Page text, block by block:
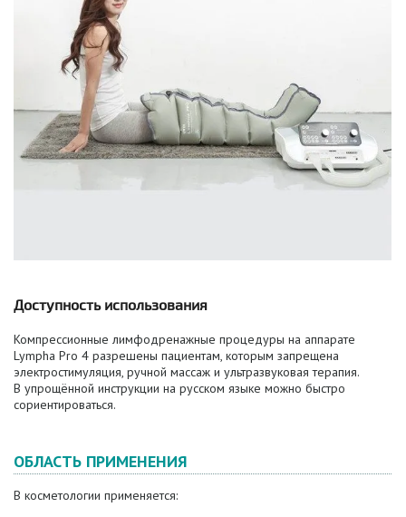
Доступность использования
Компрессионные лимфодренажные процедуры на аппарате
Lympha Pro 4 разрешены пациентам, которым запрещена
электростимуляция, ручной массаж и ультразвуковая терапия.
В упрощённой инструкции на русском языке можно быстро
сориентироваться.
ОБЛАСТЬ ПРИМЕНЕНИЯ
В косметологии применяется: